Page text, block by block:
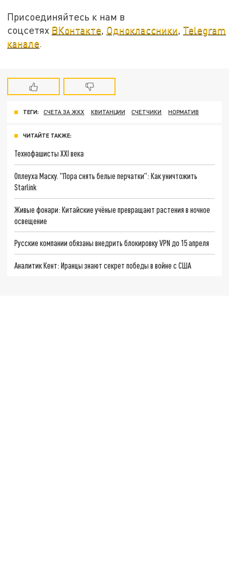
Присоединяйтесь к нам в
соцсетях ВКонтакте, Одноклассники, Telegram
канале.
ТЕГИ: СЧЕТА ЗА ЖКХ КВИТАНЦИИ СЧЕТЧИКИ НОРМАТИВ
ЧИТАЙТЕ ТАКЖЕ:
Технофашисты XXI века
Оплеуха Маску. "Пора снять белые перчатки": Как уничтожить
Starlink
Живые фонари: Китайские учёные превращают растения в ночное
освещение
Русские компании обязаны внедрить блокировку VPN до 15 апреля
Аналитик Кент: Иранцы знают секрет победы в войне с США